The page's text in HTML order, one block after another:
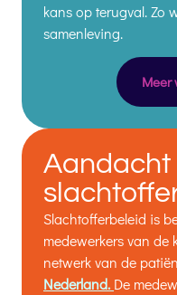
kans op terugval. Zo
samenleving.
Meer
Aandacht
Slachtofferbeleid is
medewerkers van
netwerk van de
Nederland. De